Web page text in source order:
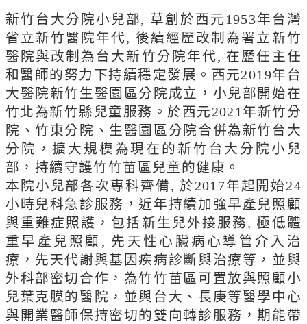
新竹台大分院小兒部, 草創於西元1953年台灣
省立新竹醫院年代, 後續經歷改制為署立新竹
醫院與改制為台大新竹分院年代, 在歷任主任
和醫師的努力下持續穩定發展。西元2019年台
大醫院新竹生醫園區分院成立，小兒部開始在
竹北為新竹縣兒童服務。於西元2021年新竹分
院、竹東分院、生醫園區分院合併為新竹台大
分院，擴大規模為現在的新竹台大分院小兒
部，持續守護竹竹苗區兒童的健康。
本院小兒部各次專科齊備, 於2017年起開始24
小時兒科急診服務，近年持續加強早產兒照顧
與重難症照護，包括新生兒外接服務, 極低體
重早產兒照顧, 先天性心臟病心導管介入治
療，先天代謝與基因疾病診斷與治療等，並與
外科部密切合作，為竹竹苗區可置放與照顧小
兒葉克膜的醫院，並與台大、長庚等醫學中心
與開業醫師保持密切的雙向轉診服務，期能帶